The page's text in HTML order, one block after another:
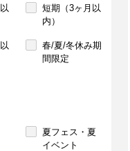
短期（3ヶ月以
内）
春/夏/冬休み期
間限定
夏フェス・夏
イベント